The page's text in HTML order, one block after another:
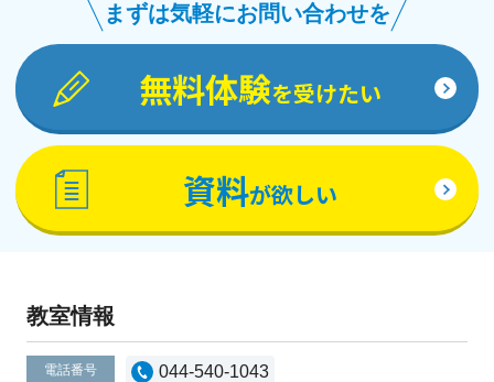
まずは気軽にお問い合わせを
無料体験を受けたい
資料が欲しい
教室情報
電話番号 044-540-1043